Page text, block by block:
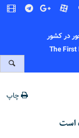
در کشور
The First
چاپ
است